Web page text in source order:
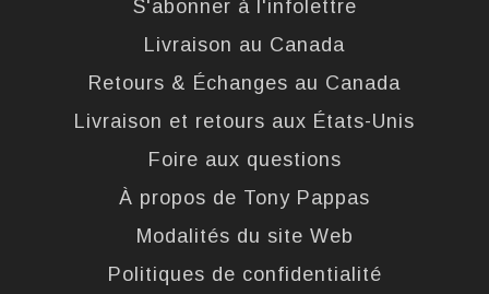
S'abonner à l'infolettre
Livraison au Canada
Retours & Échanges au Canada
Livraison et retours aux États-Unis
Foire aux questions
À propos de Tony Pappas
Modalités du site Web
Politiques de confidentialité